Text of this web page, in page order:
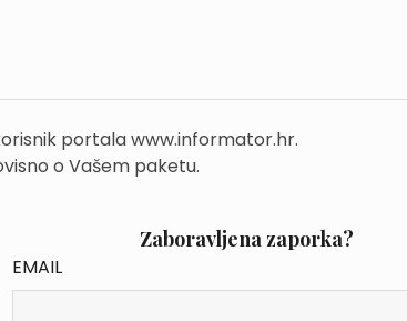
portala www.informator.hr.
o Vašem paketu.
Zaboravljena zaporka?
EMAIL